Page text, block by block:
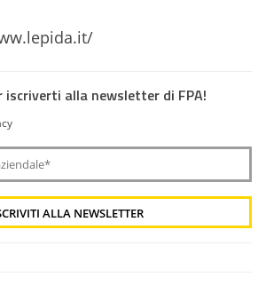
iscriverti alla newsletter di FPA!